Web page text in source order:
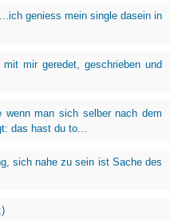
geniess mein single dasein in
mir geredet, geschrieben und
man sich selber nach dem
das hast du to...
sich nahe zu sein ist Sache des